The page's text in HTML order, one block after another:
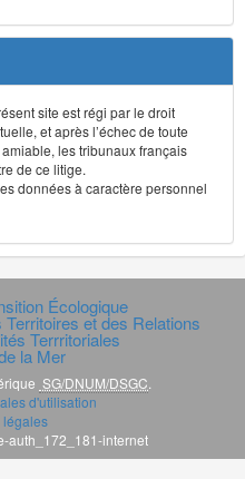
site est régi par le droit
et après l’échec de toute
les tribunaux français
de ce litige.
données à caractère personnel
Écologique
et des Relations
Terrritoriales
la Mer
SG/DNUM/DSGC
d'utilisation
légales
auth_172_181-internet